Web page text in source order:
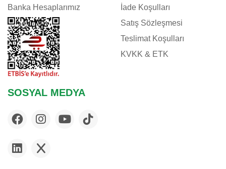
Banka Hesaplarımız
İade Koşulları
Satış Sözleşmesi
Teslimat Koşulları
KVKK & ETK
SOSYAL MEDYA